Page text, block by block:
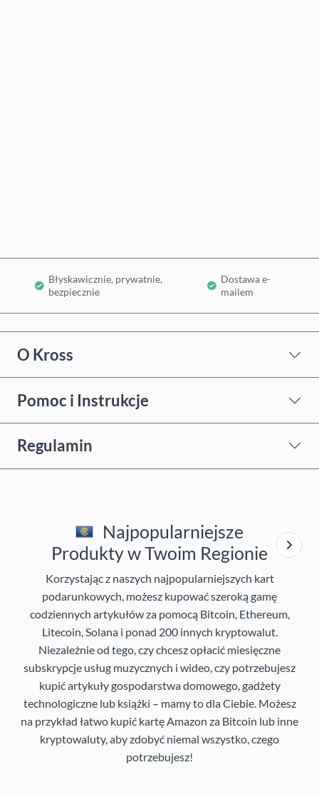
Błyskawicznie, prywatnie,
bezpiecznie
Dostawa e-
mailem
O Kross
Pomoc i Instrukcje
Regulamin
Najpopularniejsze
Produkty w Twoim Regionie
Korzystając z naszych najpopularniejszych kart
podarunkowych, możesz kupować szeroką gamę
codziennych artykułów za pomocą Bitcoin, Ethereum,
Litecoin, Solana i ponad 200 innych kryptowalut.
Niezależnie od tego, czy chcesz opłacić miesięczne
subskrypcje usług muzycznych i wideo, czy potrzebujesz
kupić artykuły gospodarstwa domowego, gadżety
technologiczne lub książki – mamy to dla Ciebie. Możesz
na przykład łatwo kupić kartę Amazon za Bitcoin lub inne
kryptowaluty, aby zdobyć niemal wszystko, czego
potrzebujesz!